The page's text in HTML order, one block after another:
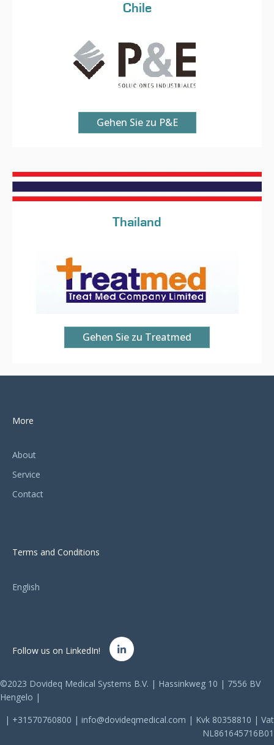
Chile
Gehen Sie zu P&E
Thailand
Gehen Sie zu Treatmed
More
About
Service
Contact
Terms and Conditions
English
Follow us on LinkedIn!
©2023 Dovideq Medical Systems B.V. | Hassinkweg 10 | 7556 BV
Hengelo |
| +31570760800 | info@dovideqmedical.com | Kvk 80358810 | Vat
NL861645716B01